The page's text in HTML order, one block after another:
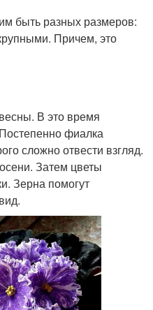
быть разных размеров:
Причем, это
В это время
фиалка
сложно отвести взгляд.
Затем цветы
Зерна помогут